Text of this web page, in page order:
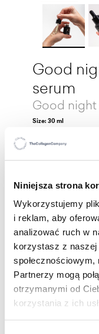
Niniejsza strona
Wykorzystujemy
i reklam, aby
analizować ruch w
korzystasz z naszej
Partnerzy mogą
otrzymanymi od
korzystania z ich
Good
serum
Good night
Size: 30 ml
249,00
PRODUCT
ACTIVE
DIRECTIONS FOR
TESTS